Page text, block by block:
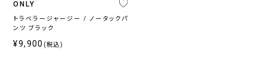
ONLY
トラベラージャージー / ノータックパ
ンツ ブラック
¥9,900 (税込)